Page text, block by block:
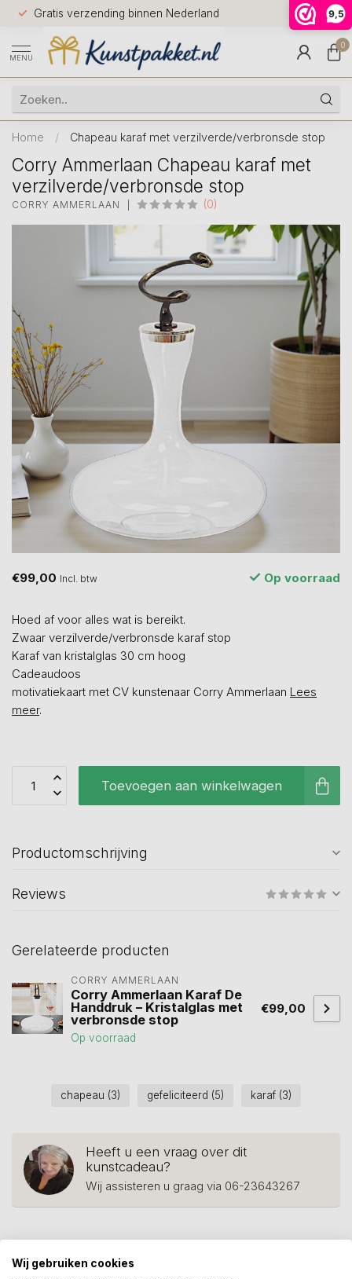
9,5
Gratis verzending binnen Nederland
Voor
huis
9.5
MENU
0
Home / Chapeau karaf met verzilverde/verbronsde stop
Corry Ammerlaan Chapeau karaf met
verzilverde/verbronsde stop
CORRY AMMERLAAN (0)
€99,00 Incl. btw Op voorraad
Hoed af voor alles wat is bereikt.
Zwaar verzilverde/verbronsde karaf stop
Karaf van kristalglas 30 cm hoog
Cadeaudoos
motivatiekaart met CV kunstenaar Corry Ammerlaan Lees
meer.
Toevoegen aan winkelwagen
Productomschrijving
Reviews
Gerelateerde producten
CORRY AMMERLAAN
Corry Ammerlaan Karaf De
Handdruk – Kristalglas met
verbronsde stop
Op voorraad
€99,00
chapeau (3) gefeliciteerd (5) karaf (3)
Heeft u een vraag over dit
kunstcadeau?
Wij assisteren u graag via 06-23643267
Recent bekeken
Wij gebruiken cookies